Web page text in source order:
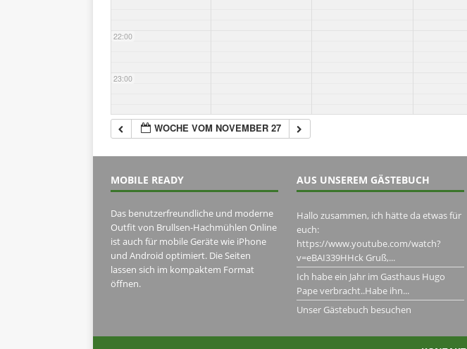
22:00
23:00
WOCHE VOM NOVEMBER 27
MOBILE READY
Das benutzerfreundliche und moderne
Outfit von Brullsen-Hachmühlen Online
ist auch für mobile Geräte wie iPhone
und Android optimiert. Die Seiten
lassen sich im kompaktem Format
öffnen.
AUS UNSEREM GÄSTEBUCH
Hallo zusammen, ich hätte da etwas für
euch:
https://www.youtube.com/watch?
v=eBAI339HHck Gruß,...
Ich habe ein Jahr im Gasthaus Hugo
Pape verbracht..Habe ihn...
Unser Gästebuch besuchen